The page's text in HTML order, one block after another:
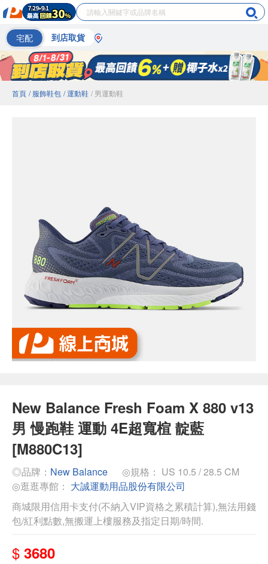
宅配 到店取貨
首頁 / 服飾鞋包 / 運動鞋 / 男運動鞋
New Balance Fresh Foam X 880 v13
男 慢跑鞋 運動 4E超寬楦 靛藍
[M880C13]
◎品牌： New Balance
◎規格： US 10.5 / 28.5 CM
◎逛逛專館： 大誠運動用品股份有限公司
商城限用信用卡支付(不納入VIP資格之累積計算),無法用錢
包/紅利點數,無搬運上樓服務及指定日期/時間.
$ 3680